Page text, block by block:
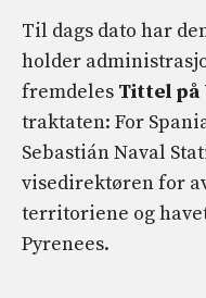
Til dags dato har
holder
fremdeles Tittel på
traktaten: For
Sebastián Naval
visedirektøren for
territoriene og
Pyrenees.